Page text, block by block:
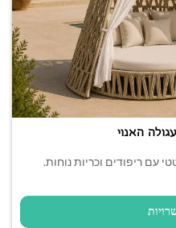
האנוי
עם ריפודים וכריות נוחות.